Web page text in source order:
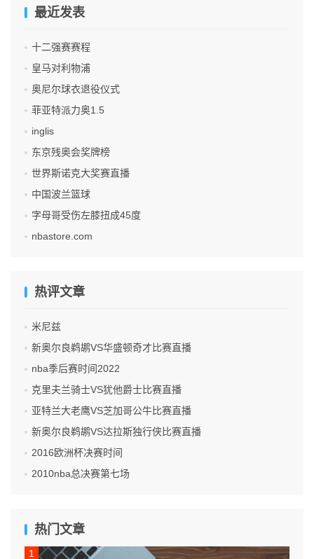
最近发表
十二强赛赛程
皇马对利物浦
奥尼尔球衣退役仪式
菲亚特派力奥1.5
inglis
东京残奥会奖牌榜
世界斯诺克大奖赛直播
中国波兰篮球
字母哥受伤左膝扭成45度
nbastore.com
热评文章
米尼兹
新奥尔良鹈鹕VS华盛顿奇才比赛直播
nba季后赛时间2022
克里夫兰骑士VS犹他爵士比赛直播
亚特兰大老鹰VS芝加哥公牛比赛直播
新奥尔良鹈鹕VS达拉斯独行侠比赛直播
2016欧洲杯决赛时间
2010nba总决赛第七场
热门文章